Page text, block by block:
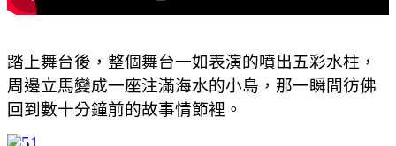
踏上舞台後，整個舞台一如表演的噴出五彩水柱，
周邊立馬變成一座注滿海水的小島，那一瞬間彷佛
回到數十分鐘前的故事情節裡。